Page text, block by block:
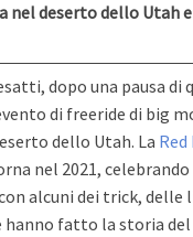
nel deserto dello Utah
dopo una pausa di
di freeride di big
dello Utah. La
nel 2021, celebrando
alcuni dei trick, delle
hanno fatto la storia